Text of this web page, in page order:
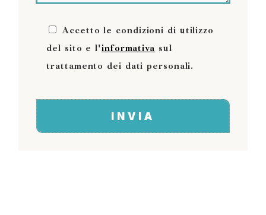
Accetto le condizioni di utilizzo
del sito e l'informativa sul
trattamento dei dati personali.
INVIA